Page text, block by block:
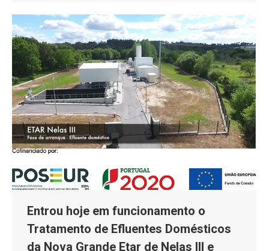
Entrou hoje em funcionamento o
Tratamento de Efluentes Domésticos
da Nova Grande Etar de Nelas III e